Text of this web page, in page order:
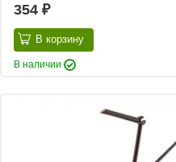
354 ₽
В корзину
В наличии